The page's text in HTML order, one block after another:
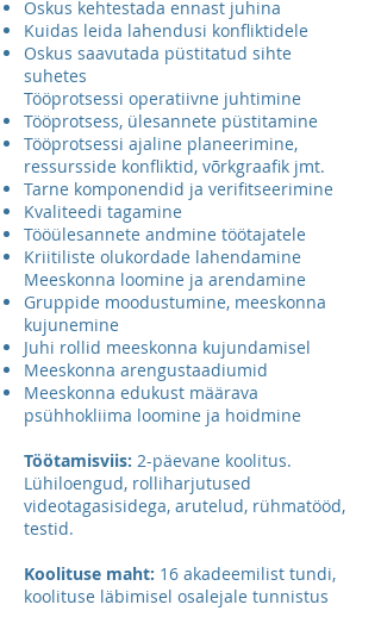
Oskus kehtestada ennast juhina
Kuidas leida lahendusi konfliktidele
Oskus saavutada püstitatud sihte
suhetes
Tööprotsessi operatiivne juhtimine
Tööprotsess, ülesannete püstitamine
Tööprotsessi ajaline planeerimine,
ressursside konfliktid, võrkgraafik jmt.
Tarne komponendid ja verifitseerimine
Kvaliteedi tagamine
Tööülesannete andmine töötajatele
Kriitiliste olukordade lahendamine
Meeskonna loomine ja arendamine
Gruppide moodustumine, meeskonna
kujunemine
Juhi rollid meeskonna kujundamisel
Meeskonna arengustaadiumid
Meeskonna edukust määrava
psühhokliima loomine ja hoidmine
Töötamisviis: 2-päevane koolitus.
Lühiloengud, rolliharjutused
videotagasisidega, arutelud, rühmatööd,
testid.
Koolituse maht: 16 akadeemilist tundi,
koolituse läbimisel osalejale tunnistus